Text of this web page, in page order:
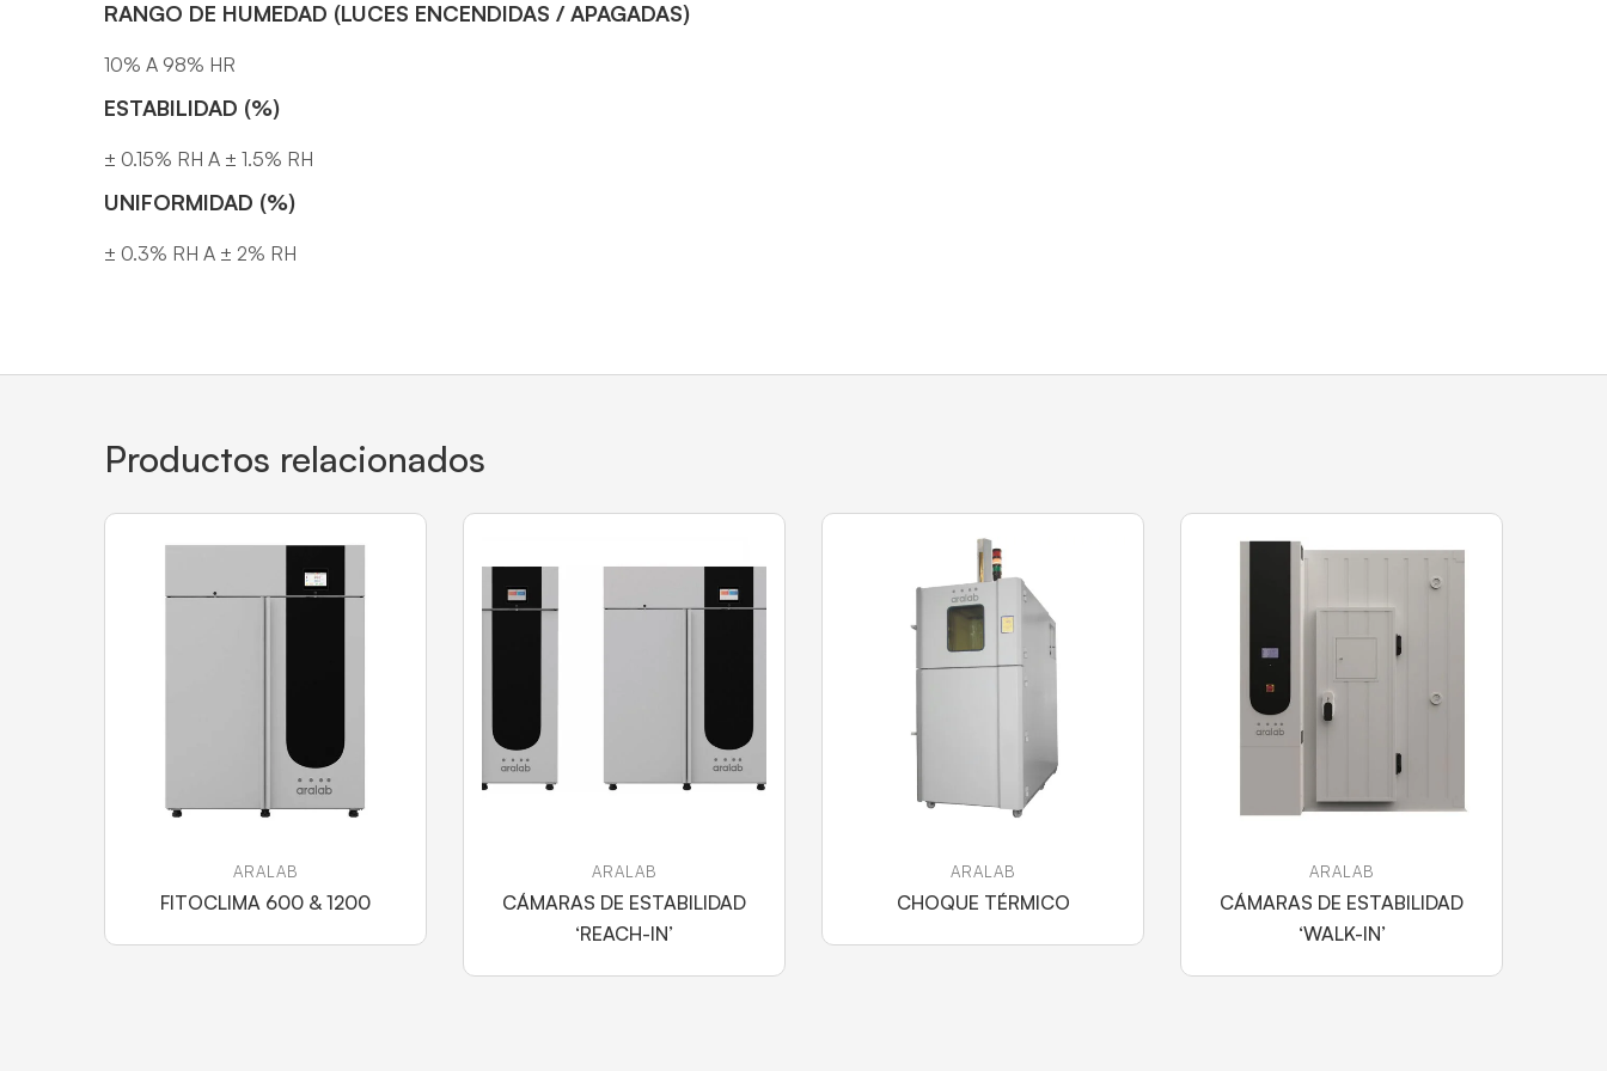
RANGO DE HUMEDAD (LUCES ENCENDIDAS / APAGADAS)
10% A 98% HR
ESTABILIDAD (%)
± 0.15% RH A ± 1.5% RH
UNIFORMIDAD (%)
± 0.3% RH A ± 2% RH
Productos relacionados
ARALAB
FITOCLIMA 600 & 1200
ARALAB
CÁMARAS DE ESTABILIDAD
‘REACH-IN’
ARALAB
CHOQUE TÉRMICO
ARALAB
CÁMARAS DE ESTABILIDAD
‘WALK-IN’